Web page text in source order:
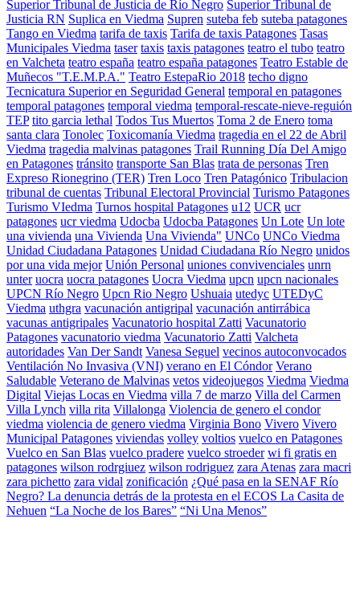
Superior Tribunal de Justicia de Río Negro Superior Tribunal de
Justicia RN Suplica en Viedma Supren suteba feb suteba patagones
Tango en Viedma tarifa de taxis Tarifa de taxis Patagones Tasas
Municipales Viedma taser taxis taxis patagones teatro el tubo teatro
en Valcheta teatro españa teatro españa patagones Teatro Estable de
Muñecos "T.E.M.P.A." Teatro EstepaRio 2018 techo digno
Tecnicatura Superior en Seguridad General temporal en patagones
temporal patagones temporal viedma temporal-rescate-nieve-reguión
TEP tito garcia lethal Todos Tus Muertos Toma 2 de Enero toma
santa clara Tonolec Toxicomanía Viedma tragedia en el 22 de Abril
Viedma tragedia malvinas patagones Trail Running Día Del Amigo
en Patagones tránsito transporte San Blas trata de personas Tren
Expreso Rionegrino (TER) Tren Loco Tren Patagónico Tribulacion
tribunal de cuentas Tribunal Electoral Provincial Turismo Patagones
Turismo VIedma Turnos hospital Patagones u12 UCR ucr
patagones ucr viedma Udocba Udocba Patagones Un Lote Un lote
una vivienda una Vivienda Una Vivienda" UNCo UNCo Viedma
Unidad Ciudadana Patagones Unidad Ciudadana Río Negro unidos
por una vida mejor Unión Personal uniones convivenciales unrn
unter uocra uocra patagones Uocra Viedma upcn upcn nacionales
UPCN Río Negro Upcn Rio Negro Ushuaia utedyc UTEDyC
Viedma uthgra vacunación antigripal vacunación antirrábica
vacunas antigripales Vacunatorio hospital Zatti Vacunatorio
Patagones vacunatorio viedma Vacunatorio Zatti Valcheta
autoridades Van Der Sandt Vanesa Seguel vecinos autoconvocados
Ventilación No Invasiva (VNI) verano en El Cóndor Verano
Saludable Veterano de Malvinas vetos videojuegos Viedma Viedma
Digital Viejas Locas en Viedma villa 7 de marzo Villa del Carmen
Villa Lynch villa rita Villalonga Violencia de genero el condor
viedma violencia de genero viedma Virginia Bono Vivero Vivero
Municipal Patagones viviendas volley voltios vuelco en Patagones
Vuelco en San Blas vuelco pradere vuelco stroeder wi fi gratis en
patagones wilson rodrgiuez wilson rodriguez zara Atenas zara macri
zara pichetto zara vidal zonificación ¿Qué pasa en la SENAF Río
Negro? La denuncia detrás de la protesta en el ECOS La Casita de
Nehuen “La Noche de los Bares” “Ni Una Menos”